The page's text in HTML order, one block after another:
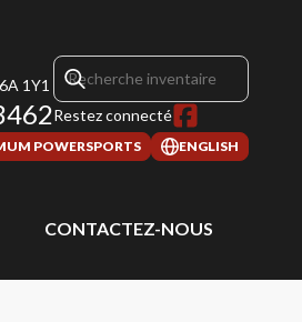
1Y1
Restez connecté
POWERSPORTS ENGLISH
CONTACTEZ-NOUS